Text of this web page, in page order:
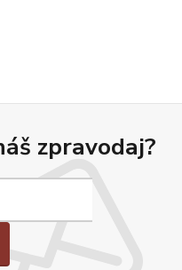
zpravodaj?